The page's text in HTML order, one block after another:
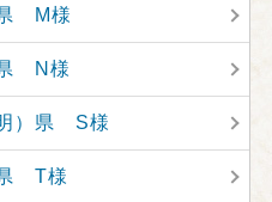
M様
N様
）県 S様
T様